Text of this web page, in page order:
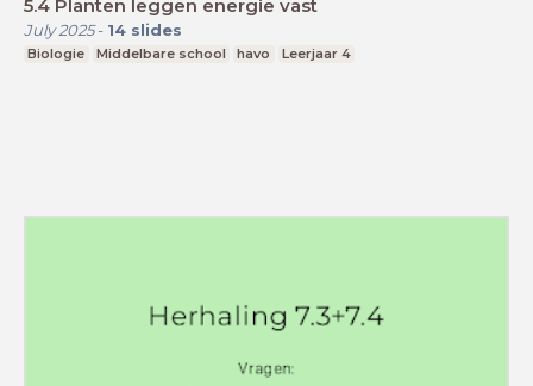
5.4 Planten leggen energie vast
July 2025- 14 slides
Biologie Middelbare school havo Leerjaar 4